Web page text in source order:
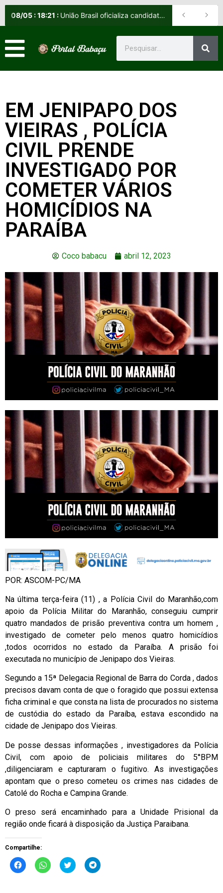
08/05 :18:21 : União Brasil oficializa candidatos e reafirma apoio a Orleans Brandão ao Governo do Maranhão
EM JENIPAPO DOS
VIEIRAS , POLÍCIA
CIVIL PRENDE
INVESTIGADO POR
COMETER VÁRIOS
HOMICÍDIOS NA
PARAÍBA
Coco babacu abril 12, 2023
POR: ASCOM-PC/MA
Na última terça-feira (11) , a Polícia Civil do Maranhão,com
apoio da Polícia Militar do Maranhão, conseguiu cumprir
quatro mandados de prisão preventiva contra um homem ,
investigado de cometer pelo menos quatro homicídios
,todos ocorridos no estado da Paraíba. A prisão foi
executada no município de Jenipapo dos Vieiras.
Segundo a 15ª Delegacia Regional de Barra do Corda , dados
precisos davam conta de que o foragido que possui extensa
ficha criminal e que consta na lista de procurados no sistema
de custódia do estado da Paraíba, estava escondido na
cidade de Jenipapo dos Vieiras.
De posse dessas informações , investigadores da Polícia
Civil, com apoio de policiais militares do 5°BPM
,diligenciaram e capturaram o fugitivo. As investigações
apontam que o preso cometeu os crimes nas cidades de
Catolé do Rocha e Campina Grande.
O preso será encaminhado para a Unidade Prisional da
região onde ficará à disposição da Justiça Paraibana.
Compartilhe:
Clique
para
Clique
para
Clique
para
Clique
para